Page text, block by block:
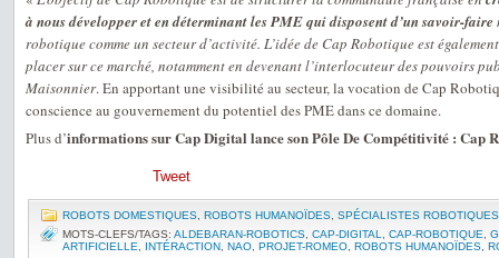
à nous développer et en déterminant les PME qui disposent d’un savoir-faire
robotique comme un secteur d’activité. L’idée de Cap Robotique est
placer sur ce marché, notamment en devenant l’interlocuteur des pouvoirs
Maisonnier. En apportant une visibilité au secteur, la vocation de Cap
conscience au gouvernement du potentiel des PME dans ce domaine.
Plus d’informations sur Cap Digital lance son Pôle De Compétitivité : Cap
Tweet
ROBOTS DOMESTIQUES ROBOTS HUMANOÏDES SPÉCIALISTES ROBOTIQUES
MOTS-CLEFS/TAGS: ALDEBARAN-ROBOTICS CAP-DIGITAL CAP-ROBOTIQUE
ARTIFICIELLE
INTÉRACTION NAO PROJET-ROMEO ROBOTS HUMANOÏDES